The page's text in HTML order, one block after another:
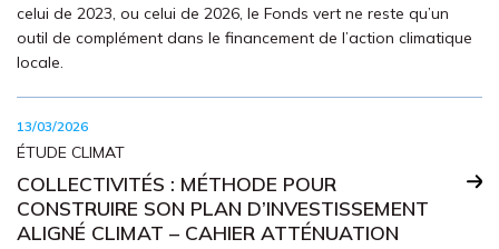
celui de 2023, ou celui de 2026, le Fonds vert ne reste qu’un
outil de complément dans le financement de l’action climatique
locale.
13/03/2026
ÉTUDE CLIMAT
COLLECTIVITÉS : MÉTHODE POUR
CONSTRUIRE SON PLAN D’INVESTISSEMENT
ALIGNÉ CLIMAT – CAHIER ATTÉNUATION